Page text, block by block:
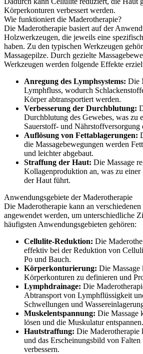
Körperkonturen verbessert werden.
Wie funktioniert die Maderotherapie?
Die Maderotherapie basiert auf der
Holzwerkzeugen, die jeweils eine
haben. Zu den typischen Werkzeugen
Massagepilze. Durch gezielte
Werkzeugen werden folgende Effekte
Anregung des Lymphsystems: Die
Lymphfluss, wodurch
Körper abtransportiert werden.
Verbesserung der Durchblutung:
Durchblutung des Gewebes, was zu
Sauerstoff- und Nährstoffversorgung
Auflösung von Fettablagerungen:
die Massagebewegungen werden
und leichter abgebaut.
Straffung der Haut: Die Massage
Kollagenproduktion an, was zu
der Haut führt.
Anwendungsgebiete der Maderotherapie
Die Maderotherapie kann an
angewendet werden, um unterschiedliche
häufigsten Anwendungsgebieten gehören:
Cellulite-Reduktion: Die
effektiv bei der Reduktion von
Po und Bauch.
Körperkonturierung: Die Massage
Körperkonturen zu definieren und
Lymphdrainage: Die
Abtransport von Lymphflüssigkeit
Schwellungen und
Muskelentspannung: Die Massage
lösen und die Muskulatur entspannen.
Hautstraffung: Die Maderotherapie
und das Erscheinungsbild von
verbessern.